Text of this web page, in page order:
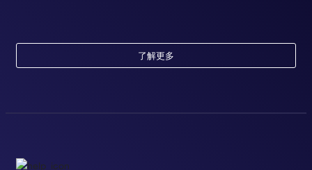
了解更多